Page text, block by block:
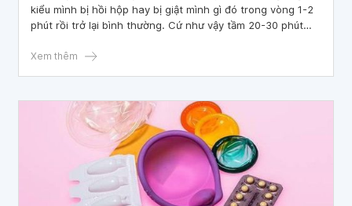
kiểu mình bị hồi hộp hay bị giật mình gì đó trong vòng 1-2
phút rồi trở lại bình thường. Cứ như vậy tầm 20-30 phút
thở có phải bệnh tim không bác sĩ? Cháu đang rất lo ạ.
Xem thêm